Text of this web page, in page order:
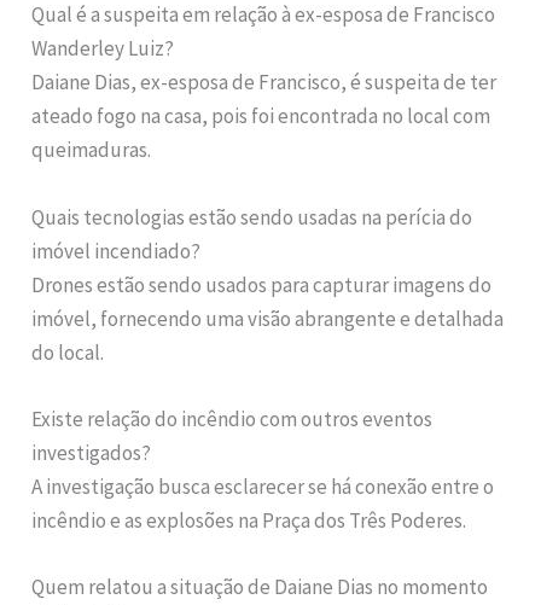
Qual é a suspeita em relação à ex-esposa de Francisco
Wanderley Luiz?
Daiane Dias, ex-esposa de Francisco, é suspeita de ter
ateado fogo na casa, pois foi encontrada no local com
queimaduras.
Quais tecnologias estão sendo usadas na perícia do
imóvel incendiado?
Drones estão sendo usados para capturar imagens do
imóvel, fornecendo uma visão abrangente e detalhada
do local.
Existe relação do incêndio com outros eventos
investigados?
A investigação busca esclarecer se há conexão entre o
incêndio e as explosões na Praça dos Três Poderes.
Quem relatou a situação de Daiane Dias no momento